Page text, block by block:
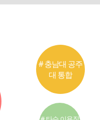
# 충남대 공주
대 통합